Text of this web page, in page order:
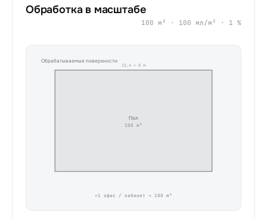
Обработка в масштабе
100 м² · 100 мл/м² · 1 %
Обрабатываемые поверхности
Пол
100 м²
12,4×8м
×1 офис / кабинет →100 м²